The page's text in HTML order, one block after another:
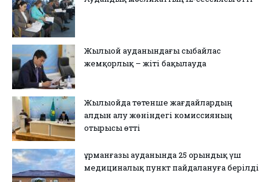
Жылыой ауданындағы сыбайлас
жемқорлық – жіті бақылауда
Жылыойда төтенше жағдайлардың
алдын алу жөніндегі комиссияның
отырысы өтті
Құрманғазы ауданында 25 орындық үш
медициналық пункт пайдалануға берілді